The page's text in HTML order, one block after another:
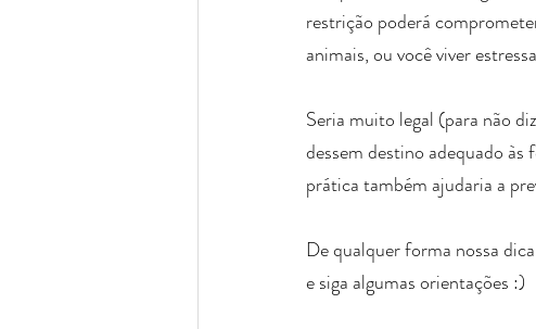
restrição poderá
animais, ou você viver
Seria muito legal (para não
dessem destino adequado às
prática também ajudaria a
De qualquer forma nossa
e siga algumas orientações :)